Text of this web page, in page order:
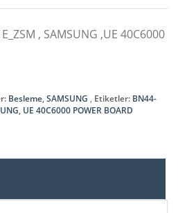
, SAMSUNG ,UE 40C6000
Besleme,SAMSUNG Etiketler: BN44-
, UE 40C6000 POWER BOARD